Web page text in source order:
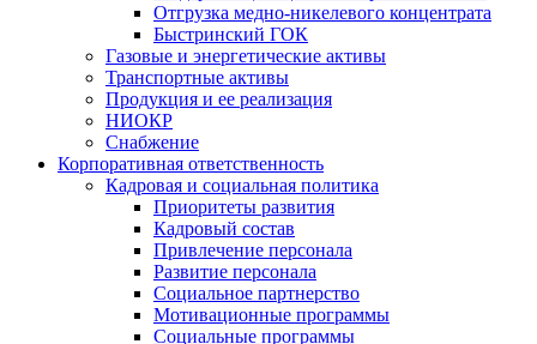
Отгрузка медно-никелевого концентрата
Быстринский ГОК
Газовые и энергетические активы
Транспортные активы
Продукция и ее реализация
НИОКР
Снабжение
Корпоративная ответственность
Кадровая и социальная политика
Приоритеты развития
Кадровый состав
Привлечение персонала
Развитие персонала
Социальное партнерство
Мотивационные программы
Социальные программы